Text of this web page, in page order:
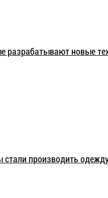
разрабатывают новые
производить